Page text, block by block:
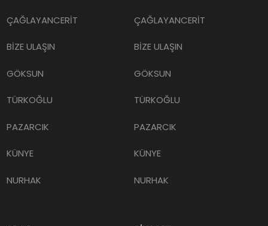
ÇAĞLAYANCERİT
BİZE ULAŞIN
GÖKSUN
TÜRKOĞLU
PAZARCIK
KÜNYE
NURHAK
ÇAĞLAYANCERİT
BİZE ULAŞIN
GÖKSUN
TÜRKOĞLU
PAZARCIK
KÜNYE
NURHAK